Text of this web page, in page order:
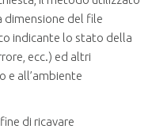
dimensione del file
indicante lo stato della
ecc.) ed altri
e all’ambiente
di ricavare